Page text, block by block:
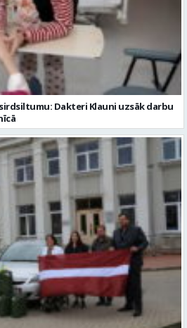
Dakteri Klauni uzsāk darbu